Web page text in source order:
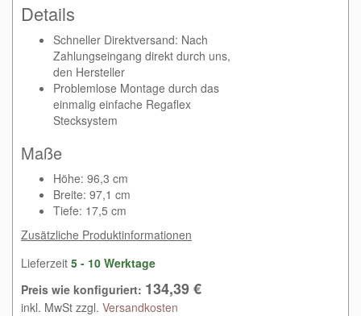
Details
Schneller Direktversand: Nach
Zahlungseingang direkt durch uns,
den Hersteller
Problemlose Montage durch das
einmalig einfache Regaflex
Stecksystem
Maße
Höhe: 96,3 cm
Breite: 97,1 cm
Tiefe: 17,5 cm
Zusätzliche Produktinformationen
Lieferzeit 5 - 10 Werktage
Preis wie konfiguriert: 134,39 €
inkl. MwSt zzgl. Versandkosten